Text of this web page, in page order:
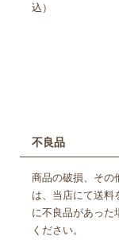
込）
不良品
商品の破損、その
は、当店にて送料
に不良品があった
ください。